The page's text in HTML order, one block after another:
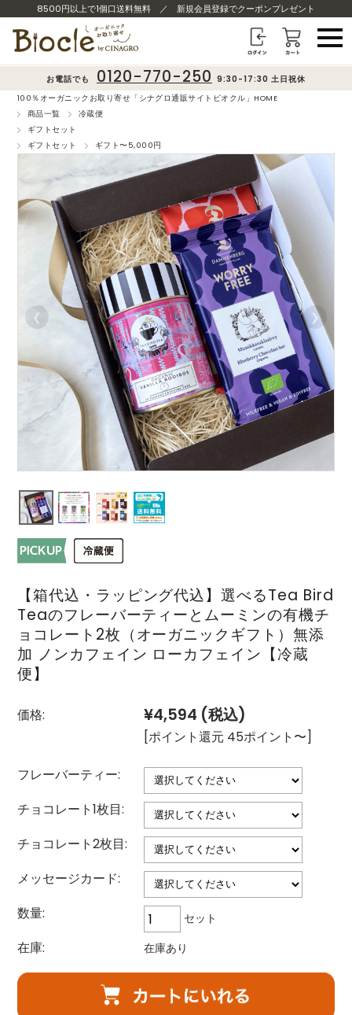
8500円以上で1個口送料無料 ／ 新規会員登録でクーポンプレゼント
お電話でも 0120-770-250 9:30-17:30 土日祝休
100％オーガニックお取り寄せ「シナグロ通販サイトビオクル」HOME
商品一覧
冷蔵便
ギフトセット
ギフトセット
ギフト〜5,000円
❮ ❯
【箱代込・ラッピング代込】選べるTea Bird
Teaのフレーバーティーとムーミンの有機チ
ョコレート2枚（オーガニックギフト）無添
加 ノンカフェイン ローカフェイン【冷蔵
便】
価格: ¥4,594 (税込)
[ポイント還元 45ポイント〜]
フレーバーティー:
チョコレート1枚目:
チョコレート2枚目:
メッセージカード:
数量:
セット
在庫: 在庫あり